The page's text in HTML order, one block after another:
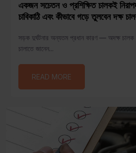
একজন সচেতন ও প্রশিক্ষিত চালকই
চাবিকাঠি এবং কীভাবে গড়ে তুলবেন দক্ষ
সড়ক দুর্ঘটনার অন্যতম প্রধান কারণ — অদক্ষ
চালাতে জানেন...
READ MORE